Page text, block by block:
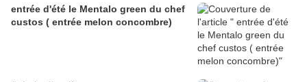
entrée d'été le Mentalo green du chef
custos ( entrée melon concombre)